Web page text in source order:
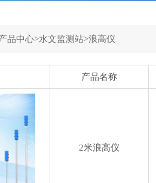
品中心>水文监测站>浪高仪
产品名称
2米浪高仪